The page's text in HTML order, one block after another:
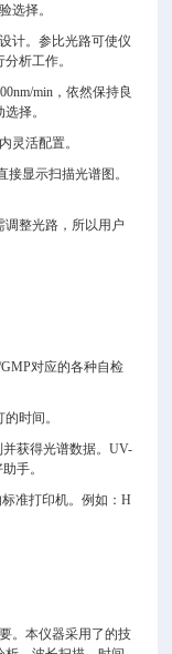
选择。
计。参比光路可使仪
析工作。
min，依然保持良
择。
灵活配置。
显示扫描光谱图。
整光路，所以用户
对应的各种自检
时间。
获得光谱数据。UV-
手。
准打印机。例如：H
。本仪器采用了的技